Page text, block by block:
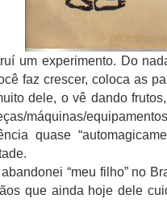
um experimento. Do
faz crescer, coloca as
dele, o vê dando
máquinas/
quase
“meu filho” no
que ainda hoje dele